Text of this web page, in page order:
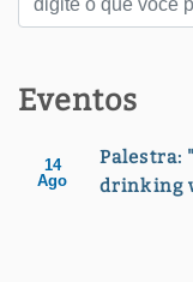
Eventos
14
Ago
Palestra:
drinking